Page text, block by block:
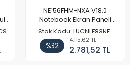
NE156FHM-NXA V18.0
Notebook Ekran Paneli
144Hz
Stok Kodu: LUCNLF83NF
%32
4.115,62 TL
2.781,52 TL